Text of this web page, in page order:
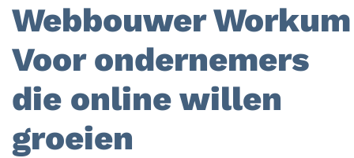
Webbouwer Workum
Voor ondernemers
die online willen
groeien